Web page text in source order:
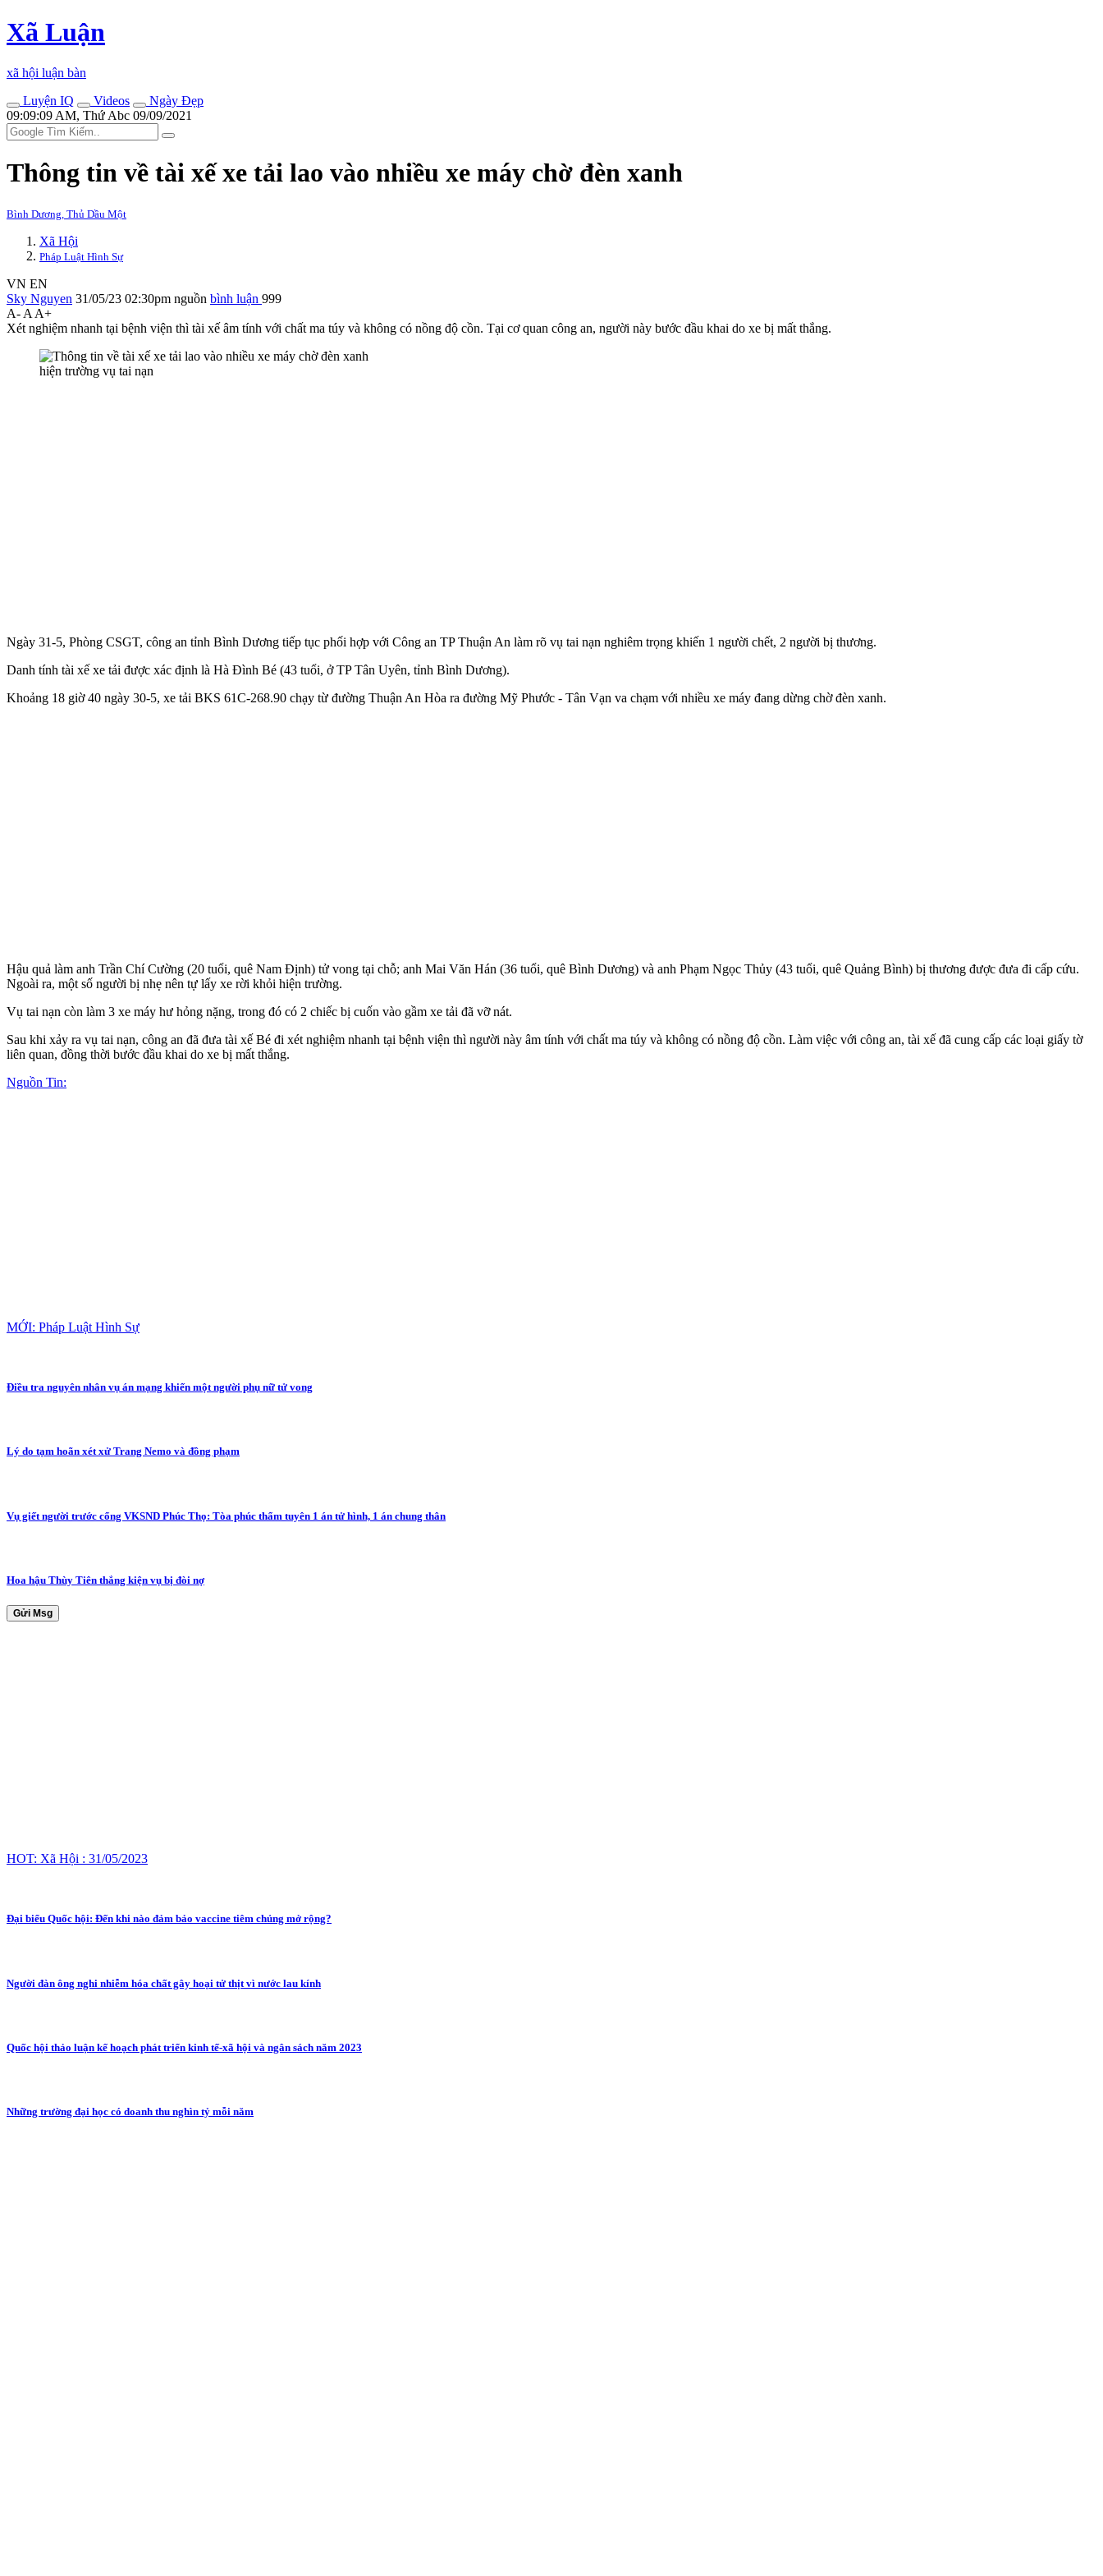
Xã Luận
xã hội luận bàn
Luyện IQ
Videos
Ngày Đẹp
09:09:09 AM, Thứ Abc 09/09/2021
Thông tin về tài xế xe tải lao vào nhiều xe máy chờ đèn xanh
Bình Dương, Thủ Dầu Một
Xã Hội
Pháp Luật Hình Sự
VN EN
Sky Nguyen 31/05/23 02:30pm nguồn bình luận 999
A- A A+
Xét nghiệm nhanh tại bệnh viện thì tài xế âm tính với chất m‌a tú‌y và không có nồng độ cồn. Tại cơ quan công an, người này bước đầu khai do xe bị mất thắng.
hiện trường vụ tai nạn
Ngày 31-5, Phòng CSGT, công an tỉnh Bình Dương tiếp tục phối hợp với Công an TP Thuận An làm rõ vụ tai nạn nghiêm trọng khiến 1 người chết, 2 người bị thương.
Danh tính tài xế xe tải được xác định là Hà Đình Bé (43 tuổi, ở TP Tân Uyên, tỉnh Bình Dương).
Khoảng 18 giờ 40 ngày 30-5, xe tải BKS 61C-268.90 chạy từ đường Thuận An Hòa ra đường Mỹ Phước - Tân Vạn va chạm với nhiều xe máy đang dừng chờ đèn xanh.
Hậu quả làm anh Trần Chí Cường (20 tuổi, quê Nam Định) t‌ử von‌g tại chỗ; anh Mai Văn Hán (36 tuổi, quê Bình Dương) và anh Phạm Ngọc Thủy (43 tuổi, quê Quảng Bình) bị thương được đưa đi cấp cứu.
Ngoài ra, một số người bị nhẹ nên tự lấy xe rời khỏi hiện trường.
Vụ tai nạn còn làm 3 xe máy hư hỏng nặng, trong đó có 2 chiếc bị cuốn vào gầm xe tải đã vỡ nát.
Sau khi xảy ra vụ tai nạn, công an đã đưa tài xế Bé đi xét nghiệm nhanh tại bệnh viện thì người này âm tính với chất m‌a tú‌y và không có nồng độ cồn. Làm việc với công an, tài xế đã cung cấp các loại giấy tờ
liên quan, đồng thời bước đầu khai do xe bị mất thắng.
Nguồn Tin:
MỚI: Pháp Luật Hình Sự
Điều tra nguyên nhân vụ án mạng khiến một người phụ nữ tử vong
Lý do tạm hoãn xét xử Trang Nemo và đồng phạm
Vụ giết người trước cổng VKSND Phúc Thọ: Tòa phúc thẩm tuyên 1 án tử hình, 1 án chung thân
Hoa hậu Thùy Tiên thắng kiện vụ bị đòi nợ
Gửi Msg
HOT: Xã Hội : 31/05/2023
Đại biểu Quốc hội: Đến khi nào đảm bảo vaccine tiêm chủng mở rộng?
Người đàn ông nghi nhiễm hóa chất gây hoại tử thịt vì nước lau kính
Quốc hội thảo luận kế hoạch phát triển kinh tế-xã hội và ngân sách năm 2023
Những trường đại học có doanh thu nghìn tỷ mỗi năm